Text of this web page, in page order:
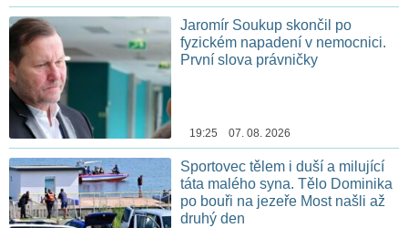
Jaromír Soukup skončil po
fyzickém napadení v nemocnici.
První slova právničky
19:25 07. 08. 2026
Sportovec tělem i duší a milující
táta malého syna. Tělo Dominika
po bouři na jezeře Most našli až
druhý den